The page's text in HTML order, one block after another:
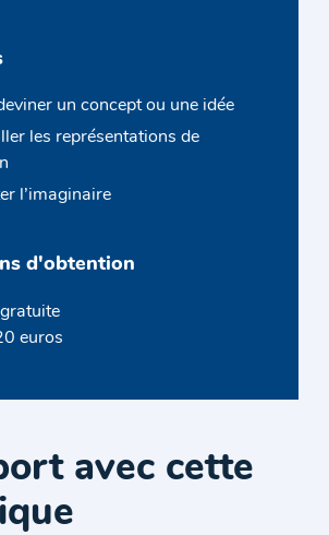
un concept ou une idée
les représentations de
l’imaginaire
d'obtention
euros
avec cette